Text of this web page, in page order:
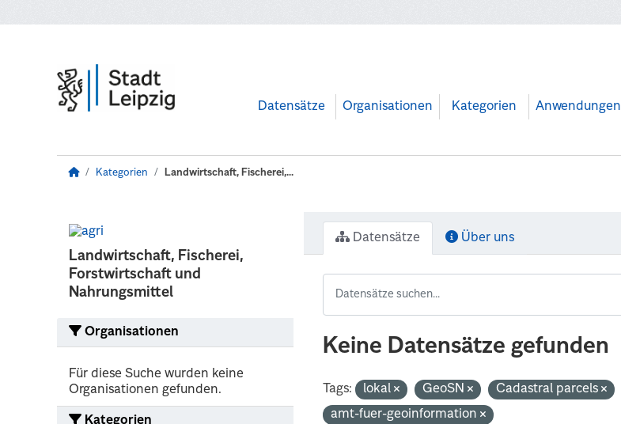
Datensätze Organisationen Kategorien Anwendungen
Kategorien Landwirtschaft, Fischerei,...
Landwirtschaft, Fischerei,
Forstwirtschaft und
Nahrungsmittel
Organisationen
Für diese Suche wurden keine
Organisationen gefunden.
Kategorien
Datensätze Über uns
Keine Datensätze gefunden
Tags: lokal GeoSN Cadastral parcels
amt-fuer-geoinformation